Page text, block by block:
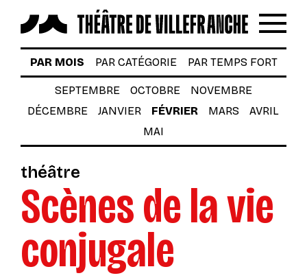
Menu
LES SPECTACLES
AUTOUR DES SPECTACLES
LE THÉÂTRE
ACTUALITÉS
BILLETTERIE
VOTRE VENUE AU THÉÂTRE
À TÉLÉCHARGER
S’INSCRIRE À LA NEWSLETTER
PAR MOIS PAR CATÉGORIE PAR TEMPS FORT
SEPTEMBRE OCTOBRE
NOVEMBRE
DÉCEMBRE
JANVIER FÉVRIER MARS
AVRIL
MAI
théâtre
Scènes de la vie
conjugale